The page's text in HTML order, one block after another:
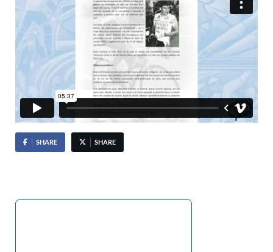
SHARE SHARE